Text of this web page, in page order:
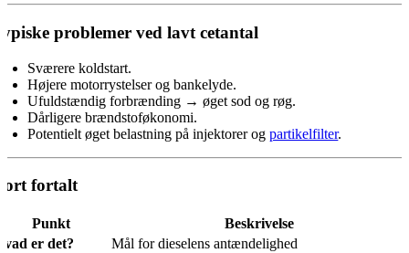
problemer ved lavt cetantal
Sværere koldstart.
Højere motorrystelser og bankelyde.
Ufuldstændig forbrænding → øget sod og røg.
Dårligere brændstoføkonomi.
Potentielt øget belastning på injektorer ogpartikelfilter.
fortalt
Punkt
Beskrivelse
er det?
Mål for dieselens antændelighed